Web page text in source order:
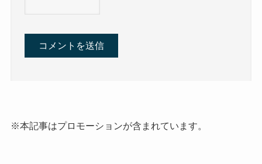
※本記事はプロモーションが含まれています。